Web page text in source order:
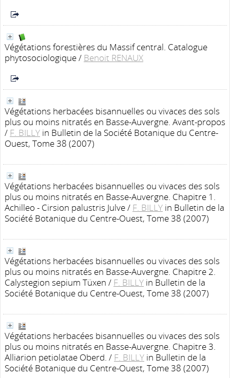
Végétations forestières du Massif central. Catalogue
phytosociologique/ Benoit RENAUX
Végétations herbacées bisannuelles ou vivaces des sols
plus ou moins nitratés en Basse-Auvergne. Avant-propos
/ F. BILLY in Bulletin de la Société Botanique du Centre-
Ouest, Tome 38 (2007)
Végétations herbacées bisannuelles ou vivaces des sols
plus ou moins nitratés en Basse-Auvergne. Chapitre 1.
Achilleo - Cirsion palustris Julve/ F. BILLY in Bulletin de la
Société Botanique du Centre-Ouest, Tome 38 (2007)
Végétations herbacées bisannuelles ou vivaces des sols
plus ou moins nitratés en Basse-Auvergne. Chapitre 2.
Calystegion sepium Tüxen / F. BILLY in Bulletin de la
Société Botanique du Centre-Ouest, Tome 38 (2007)
Végétations herbacées bisannuelles ou vivaces des sols
plus ou moins nitratés en Basse-Auvergne. Chapitre 3.
Alliarion petiolatae Oberd. / F. BILLY in Bulletin de la
Société Botanique du Centre-Ouest, Tome 38 (2007)